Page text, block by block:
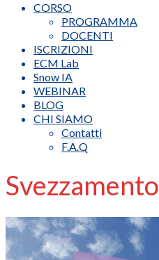
CORSO
PROGRAMMA
DOCENTI
ISCRIZIONI
ECM Lab
Snow IA
WEBINAR
BLOG
CHI SIAMO
Contatti
F.A.Q
Svezzamento